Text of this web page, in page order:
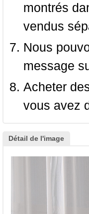
montrés
vendus
Nous
message
Acheter
vous avez
Détail de l'image